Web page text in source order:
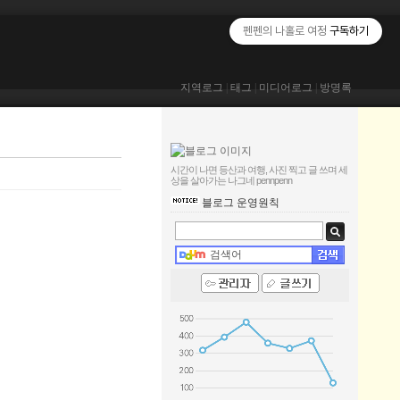
지역로그 태그 미디어로그 방명록
시간이 나면 등산과 여행, 사진 찍고 글 쓰며 세
상을 살아가는 나그네pennpenn
블로그 운영원칙
펜펜의 나홀로 여정 구독하기